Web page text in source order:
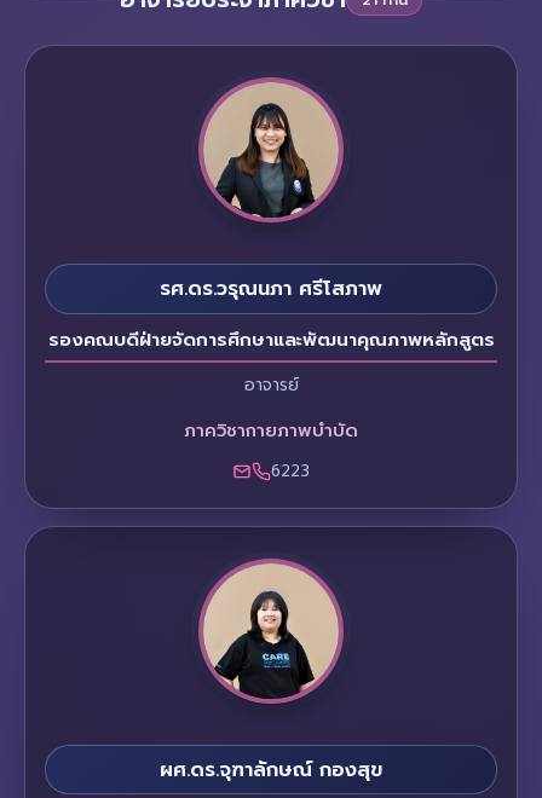
รศ.ดร.วรุณนภา ศรีโสภาพ
รองคณบดีฝ่ายจัดการศึกษาและพัฒนาคุณภาพหลักสูตร
อาจารย์
ภาควิชากายภาพบำบัด
6223
ผศ.ดร.จุฑาลักษณ์ กองสุข